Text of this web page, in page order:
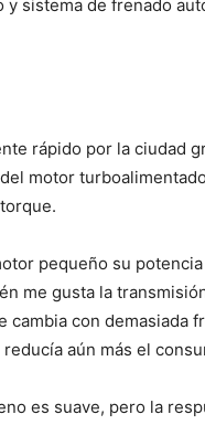
y sistema de frenado
rápido por la ciudad
motor
pequeño su
me gusta la
cambia con demasiada
reducía aún más el
es suave, pero la